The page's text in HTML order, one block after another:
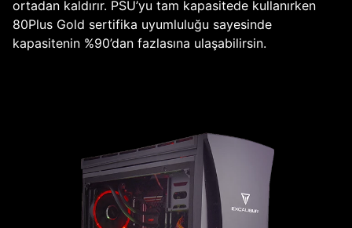
ortadan kaldırır. PSU’yu tam kapasitede kullanırken
80Plus Gold sertifika uyumluluğu sayesinde
kapasitenin %90’dan fazlasına ulaşabilirsin.